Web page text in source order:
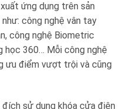
ứng dụng trên sản
công nghệ vân tay
công nghệ Biometric
học 360… Mỗi công nghệ
ưu điểm vượt trội và cũng
sử dụng khóa cửa điện